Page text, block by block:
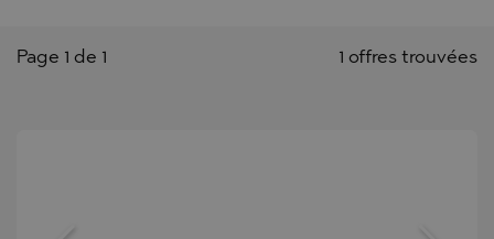
1 offres trouvées
Page 1 de 1